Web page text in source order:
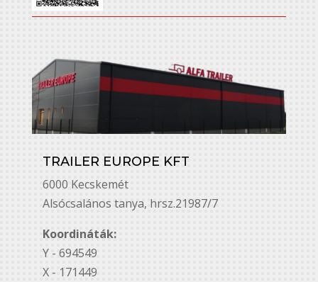
TRAILER EUROPE KFT
6000 Kecskemét
Alsó￳csalános tanya, hrsz.21987/7
Koordináták:
Y - 694549
X - 171449